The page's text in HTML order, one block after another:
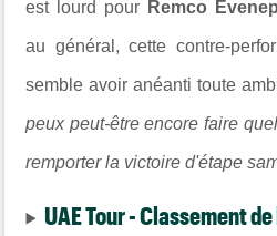
est lourd pour Remco
au général, cette contre-
semble avoir anéanti toute
peux peut-être encore faire
remporter la victoire d'étape
UAE Tour - Classement